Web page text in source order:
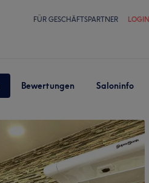
FÜR GESCHÄFTSPARTNER LOGIN
Bewertungen Saloninfo